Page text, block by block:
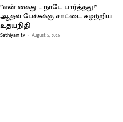
”என் கைது – நாடே பார்த்தது!”
ஆதவ் பேச்சுக்கு சாட்டை சுழற்றிய
உதயநிதி
Sathiyam tv - August 5, 2026